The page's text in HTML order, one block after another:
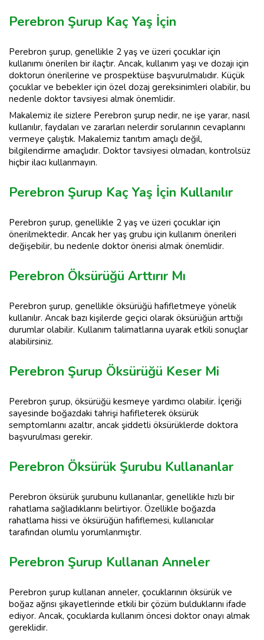
Perebron Şurup Kaç Yaş İçin
Perebron şurup, genellikle 2 yaş ve üzeri çocuklar için
kullanımı önerilen bir ilaçtır. Ancak, kullanım yaşı ve dozajı için
doktorun önerilerine ve prospektüse başvurulmalıdır. Küçük
çocuklar ve bebekler için özel dozaj gereksinimleri olabilir, bu
nedenle doktor tavsiyesi almak önemlidir.
Makalemiz ile sizlere Perebron şurup nedir, ne işe yarar, nasıl
kullanılır, faydaları ve zararları nelerdir sorularının cevaplarını
vermeye çalıştık. Makalemiz tanıtım amaçlı değil,
bilgilendirme amaçlıdır. Doktor tavsiyesi olmadan, kontrolsüz
hiçbir ilacı kullanmayın.
Perebron Şurup Kaç Yaş İçin Kullanılır
Perebron şurup, genellikle 2 yaş ve üzeri çocuklar için
önerilmektedir. Ancak her yaş grubu için kullanım önerileri
değişebilir, bu nedenle doktor önerisi almak önemlidir.
Perebron Öksürüğü Arttırır Mı
Perebron şurup, genellikle öksürüğü hafifletmeye yönelik
kullanılır. Ancak bazı kişilerde geçici olarak öksürüğün arttığı
durumlar olabilir. Kullanım talimatlarına uyarak etkili sonuçlar
alabilirsiniz.
Perebron Şurup Öksürüğü Keser Mi
Perebron şurup, öksürüğü kesmeye yardımcı olabilir. İçeriği
sayesinde boğazdaki tahrişi hafifleterek öksürük
semptomlarını azaltır, ancak şiddetli öksürüklerde doktora
başvurulması gerekir.
Perebron Öksürük Şurubu Kullananlar
Perebron öksürük şurubunu kullananlar, genellikle hızlı bir
rahatlama sağladıklarını belirtiyor. Özellikle boğazda
rahatlama hissi ve öksürüğün hafiflemesi, kullanıcılar
tarafından olumlu yorumlanmıştır.
Perebron Şurup Kullanan Anneler
Perebron şurup kullanan anneler, çocuklarının öksürük ve
boğaz ağrısı şikayetlerinde etkili bir çözüm bulduklarını ifade
ediyor. Ancak, çocuklarda kullanım öncesi doktor onayı almak
gereklidir.